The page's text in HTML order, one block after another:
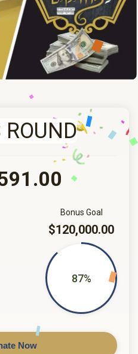
ROUND
Bonus Goal
$120,000.00
87%
Now